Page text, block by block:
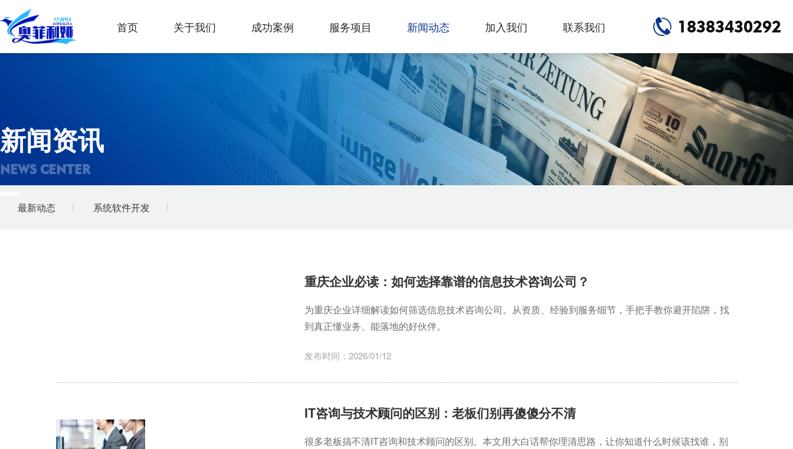
首页 关于我们 成功案例 服务项目 新闻动态 加入我们 联系我们 18383430292
新闻资讯
NEWS CENTER
最新动态 系统软件开发
重庆企业必读：如何选择靠谱的信息技术咨询公司？
为重庆企业详细解读如何筛选信息技术咨询公司。从资质、经验到服务细节，手把手教你避开陷阱，找
到真正懂业务、能落地的好伙伴。
发布时间：2026/01/12
IT咨询与技术顾问的区别：老板们别再傻傻分不清
很多老板搞不清IT咨询和技术顾问的区别。本文用大白话帮你理清思路，让你知道什么时候该找谁，别